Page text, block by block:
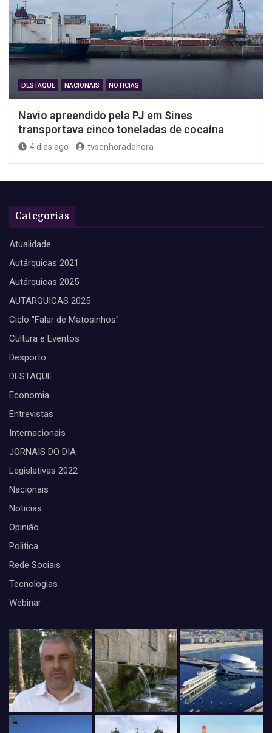
DESTAQUE NACIONAIS NOTICIAS
Navio apreendido pela PJ em Sines
transportava cinco toneladas de cocaína
4 dias ago tvsenhoradahora
Categorias
Atualidade
Autárquicas 2021
Autárquicas 2025
AUTARQUICAS 2025
Ciclo "Falar de Matosinhos"
Cultura e Eventos
Desporto
DESTAQUE
Economia
Entrevistas
Internacionais
JORNAIS DO DIA
Legislativas 2022
Nacionais
Noticias
Opinião
Politica
Rede Sociais
Tecnologias
Webinar